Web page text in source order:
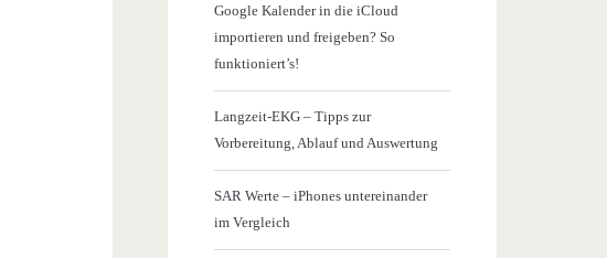
Google Kalender in die iCloud
importieren und freigeben? So
funktioniert’s!
Langzeit-EKG – Tipps zur
Vorbereitung, Ablauf und Auswertung
SAR Werte – iPhones untereinander
im Vergleich